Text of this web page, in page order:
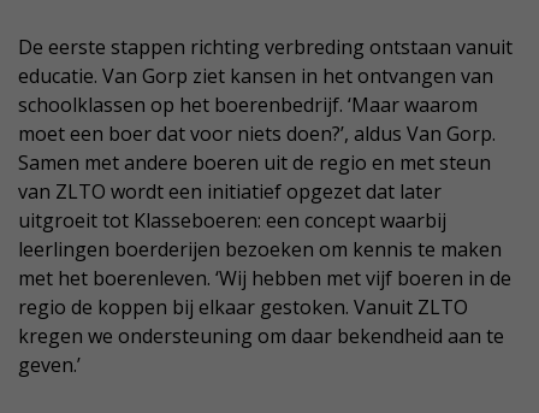
De eerste stappen richting verbreding ontstaan vanuit
educatie. Van Gorp ziet kansen in het ontvangen van
schoolklassen op het boerenbedrijf. ‘Maar waarom
moet een boer dat voor niets doen?’, aldus Van Gorp.
Samen met andere boeren uit de regio en met steun
van ZLTO wordt een initiatief opgezet dat later
uitgroeit tot Klasseboeren: een concept waarbij
leerlingen boerderijen bezoeken om kennis te maken
met het boerenleven. ‘Wij hebben met vijf boeren in de
regio de koppen bij elkaar gestoken. Vanuit ZLTO
kregen we ondersteuning om daar bekendheid aan te
geven.’